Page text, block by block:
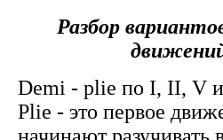
Разбор
Demi - plie по I, II, V
Plie - это первое